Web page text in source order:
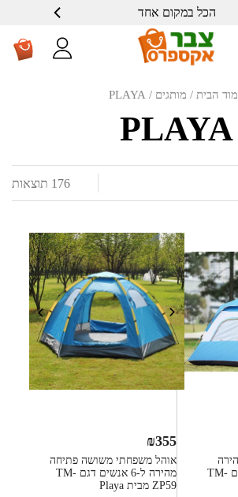
הכל במקום אחד
הבית / מותגים / PLAYA
PLAYA
176 תוצאות
הרקולס ל-3 אנשים דגם TM-
אוהל משפחתי משושה פתיחה
מהירה ל-6 אנשים דגם TM-
ZP59 מבית Playa
₪355